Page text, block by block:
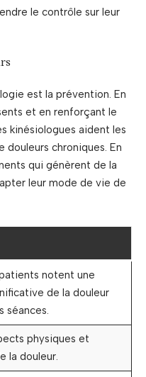
le contrôle sur leur
est la prévention. En
et en renforçant le
kinésiologues aident les
chroniques. En
qui génèrent de la
leur mode de vie de
notent une
de la douleur
séances.
physiques et
la douleur.